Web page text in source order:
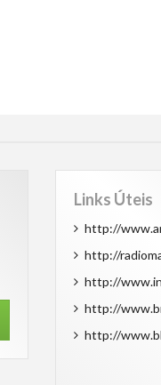
Links Úteis
http://
http://
http://
http://
http://